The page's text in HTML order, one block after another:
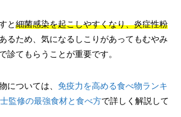
と細菌感染を起こしやすくなり、炎症性粉
るため、気になるしこりがあってもむやみ
診てもらうことが重要です。
については、 免疫力を高める食べ物ランキ
監修の最強食材と食べ方で詳しく解説して